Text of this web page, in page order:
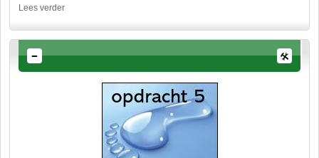
Lees verder